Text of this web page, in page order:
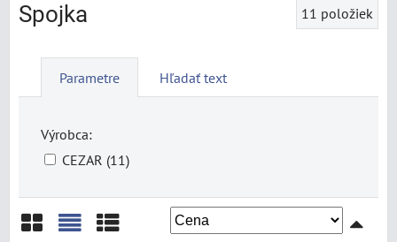
Spojka 11 položiek
Parametre Hľadať text
Výrobca:
CEZAR (11)